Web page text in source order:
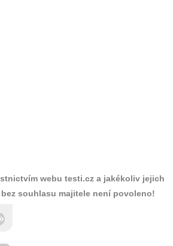
webu testi.cz a jakékoliv jejich
souhlasu majitele není povoleno!